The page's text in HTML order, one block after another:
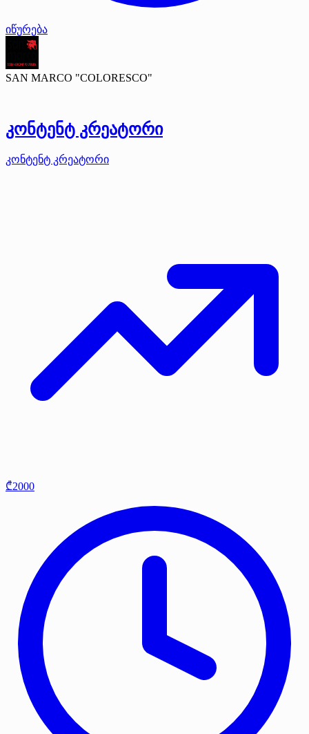
იწურება
SAN MARCO "COLORESCO"
კონტენტ კრეატორი
კონტენტ კრეატორი
₾2000